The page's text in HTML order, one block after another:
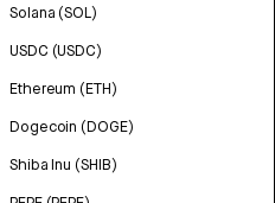
Solana (SOL)
USDC (USDC)
Ethereum (ETH)
Dogecoin (DOGE)
Shiba Inu (SHIB)